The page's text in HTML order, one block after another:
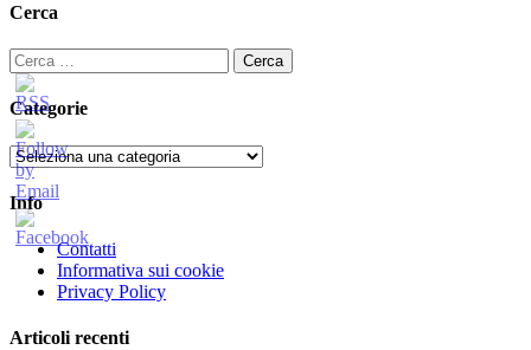
Cerca
Ricerca
per:
Categorie
Categorie
Info
Contatti
Informativa sui cookie
Privacy Policy
Articoli recenti